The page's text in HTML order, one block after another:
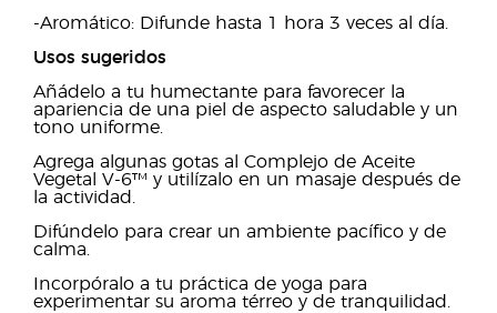
-Aromático: Difunde hasta 1 hora 3 veces al día.
Usos sugeridos
Añádelo a tu humectante para favorecer la
apariencia de una piel de aspecto saludable y un
tono uniforme.
Agrega algunas gotas al Complejo de Aceite
Vegetal V-6™ y utilízalo en un masaje después de
la actividad.
Difúndelo para crear un ambiente pacífico y de
calma.
Incorpóralo a tu práctica de yoga para
experimentar su aroma térreo y de tranquilidad.